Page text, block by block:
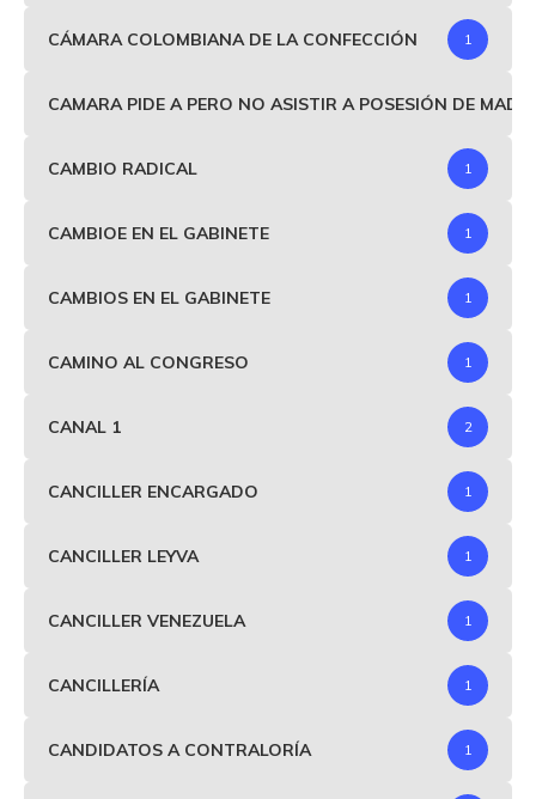
CÁMARA COLOMBIANA DE LA CONFECCIÓN 1
CAMARA PIDE A PERO NO ASISTIR A POSESIÓN DE
CAMBIO RADICAL 1
CAMBIOE EN EL GABINETE 1
CAMBIOS EN EL GABINETE 1
CAMINO AL CONGRESO 1
CANAL 1 2
CANCILLER ENCARGADO 1
CANCILLER LEYVA 1
CANCILLER VENEZUELA 1
CANCILLERÍA 1
CANDIDATOS A CONTRALORÍA 1